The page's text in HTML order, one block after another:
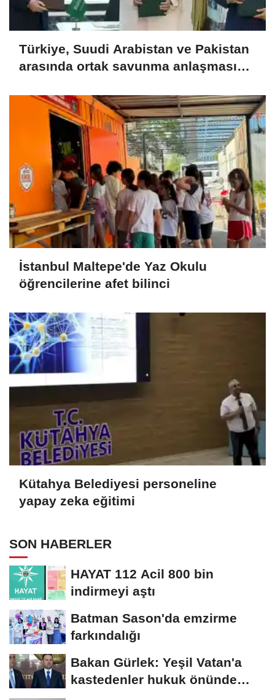
Türkiye, Suudi Arabistan ve Pakistan
arasında ortak savunma anlaşması
İstanbul Maltepe'de Yaz Okulu
öğrencilerine afet bilinci
Kütahya Belediyesi personeline
yapay zeka eğitimi
SON HABERLER
HAYAT 112 Acil 800 bin
indirmeyi aştı
Batman Sason'da emzirme
farkındalığı
Bakan Gürlek: Yeşil Vatan'a
kastedenler hukuk önünde